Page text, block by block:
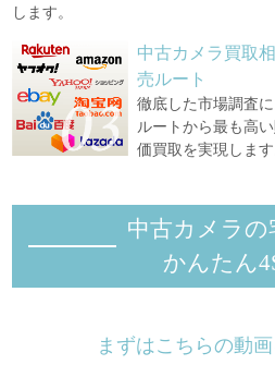
します。
中古カメラ買取
売ルート
徹底した市場調査
ルートから最も高
価買取を実現します
中古カメラの
かんたん
まずはこちらの動